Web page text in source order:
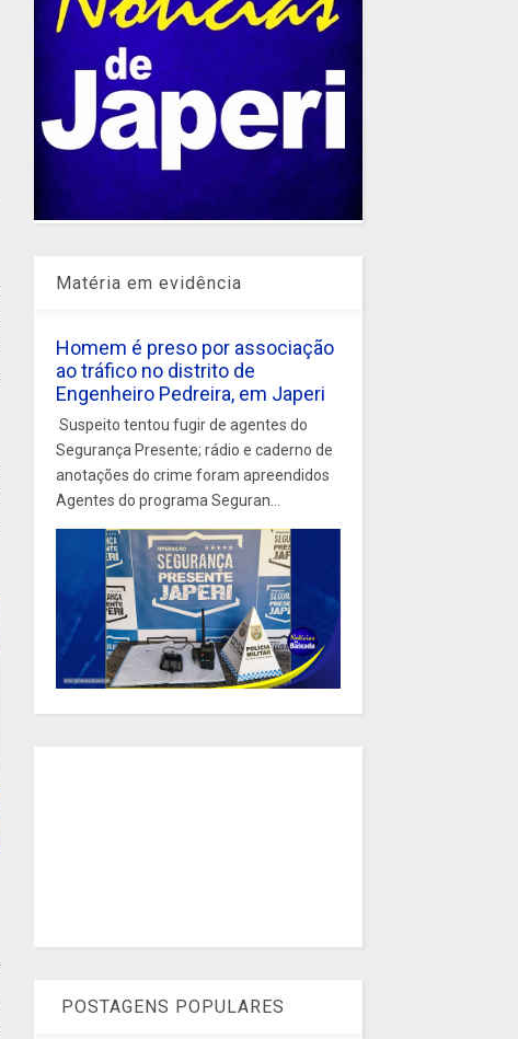
Matéria em evidência
Homem é preso por associação
ao tráfico no distrito de
Engenheiro Pedreira, em Japeri
Suspeito tentou fugir de agentes do
Segurança Presente; rádio e caderno de
anotações do crime foram apreendidos
Agentes do programa Seguran...
POSTAGENS POPULARES